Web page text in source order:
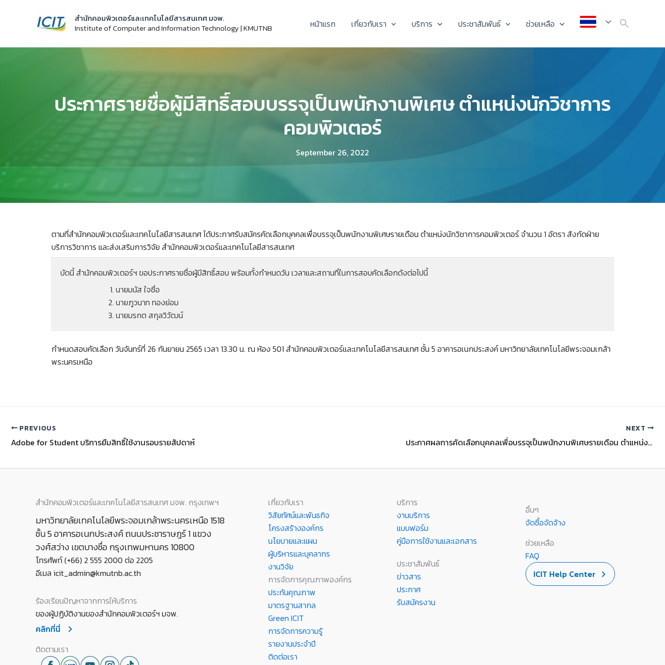
สำนักคอมพิวเตอร์และเทคโนโลยีสารสนเทศ มจพ.
Institute of Computer and Information Technology | KMUTNB
หน้าแรก เกี่ยวกับเรา บริการ ประชาสัมพันธ์ ช่วยเหลือ
ประกาศรายชื่อผู้มีสิทธิ์สอบบรรจุเป็นพนักงานพิเศษ ตำแหน่งนักวิชาการ
คอมพิวเตอร์
September 26, 2022
ตามที่สำนักคอมพิวเตอร์และเทคโนโลยีสารสนเทศ ได้ประกาศรับสมัครคัดเลือกบุคคลเพื่อบรรจุเป็นพนักงานพิเศษรายเดือน ตำแหน่งนักวิชาการคอมพิวเตอร์ จำนวน 1 อัตรา สังกัดฝ่าย
บริการวิชาการ และส่งเสริมการวิจัย สำนักคอมพิวเตอร์และเทคโนโลยีสารสนเทศ
บัดนี้ สำนักคอมพิวเตอร์ฯ ขอประกาศรายชื่อผู้มีสิทธิ์สอบ พร้อมทั้งกำหนดวัน เวลาและสถานที่ในการสอบคัดเลือกดังต่อไปนี้
นายมนัส ใจซื่อ
นายภูวนาท ทองย่อม
นายมรกต สกุลวิวัฒน์
กำหนดสอบคัดเลือก วันจันทร์ที่ 26 กันยายน 2565 เวลา 13.30 น. ณ ห้อง 501 สำนักคอมพิวเตอร์และเทคโนโลยีสารสนเทศ ชั้น 5 อาคารอเนกประสงค์ มหาวิทยาลัยเทคโนโลยีพระจอมเกล้า
พระนครเหนือ
PREVIOUS
Adobe for Student บริการยืมสิทธิ์ใช้งานรอบรายสัปดาห์
NEXT
ประกาศผลการคัดเลือกบุคคลเพื่อบรรจุเป็นพนักงานพิเศษรายเดือน ตำแหน่งนักวิชาการคอมพิวเตอร์
สำนักคอมพิวเตอร์และเทคโนโลยีสารสนเทศ มจพ. กรุงเทพฯ
มหาวิทยาลัยเทคโนโลยีพระจอมเกล้าพระนครเหนือ 1518
ชั้น 5 อาคารอเนกประสงค์ ถนนประชาราษฎร์ 1 แขวง
วงศ์สว่าง เขตบางซื่อ กรุงเทพมหานคร 10800
โทรศัพท์ (+66) 2 555 2000 ต่อ 2205
อีเมล icit_admin@kmutnb.ac.th
ร้องเรียนปัญหาจากการให้บริการ
ของผู้ปฏิบัติงานของสำนักคอมพิวเตอร์ฯ มจพ.
คลิกที่นี่
ติดตามเรา
เกี่ยวกับเรา
วิสัยทัศน์และพันธกิจ
โครงสร้างองค์กร
นโยบายและแผน
ผู้บริหารและบุคลากร
งานวิจัย
การจัดการคุณภาพองค์กร
ประกันคุณภาพ
มาตรฐานสากล
Green ICIT
การจัดการความรู้
รายงานประจำปี
ติดต่อเรา
บริการ
งานบริการ
แบบฟอร์ม
คู่มือการใช้งานและเอกสาร
ประชาสัมพันธ์
ข่าวสาร
ประกาศ
รับสมัครงาน
อื่นๆ
จัดซื้อจัดจ้าง
ช่วยเหลือ
FAQ
ICIT Help Center